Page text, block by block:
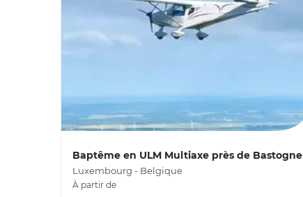
Baptême en ULM Multiaxe près de Bastogne
Luxembourg - Belgique
À partir de